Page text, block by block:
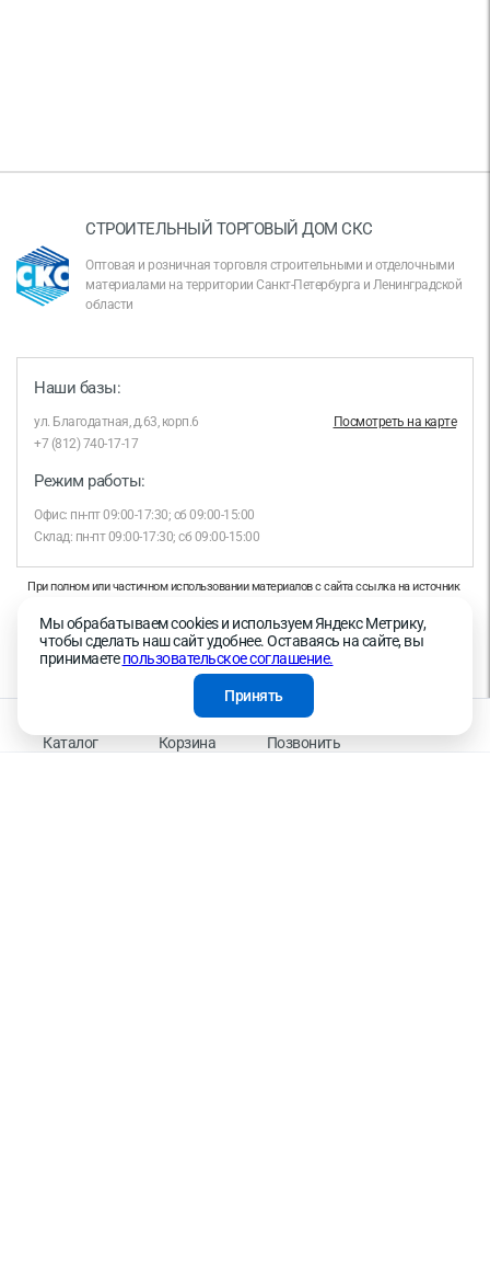
Каталог Корзина Позвонить
СТРОИТЕЛЬНЫЙ ТОРГОВЫЙ ДОМ СКС
Оптовая и розничная торговля строительными и отделочными
материалами на территории Санкт-Петербурга и Ленинградской
области
Наши базы:
ул. Благодатная, д.63, корп.6
Посмотреть на карте
+7 (812) 740-17-17
Режим работы:
Офис: пн-пт 09:00-17:30; сб 09:00-15:00
Склад: пн-пт 09:00-17:30; сб 09:00-15:00
При полном или частичном использовании материалов с сайта ссылка на источник
Продолжая работу с сайтом, вы даете согласие на использование сайтом cookies и
на обработку персональных данных в целях функционирования сайта, проведения
ретаргетинга, статистических исследований, улучшения сервиса и предоставления
релевантной рекламной информации на основе ваших предпочтений и интересов.
На информационном ресурсе применяются рекомендательные технологии —
Правила применения рекомендательных технологий
Мы обрабатываем cookies и используем Яндекс Метрику,
чтобы сделать наш сайт удобнее. Оставаясь на сайте, вы
принимаетепользовательское соглашение.
Принять